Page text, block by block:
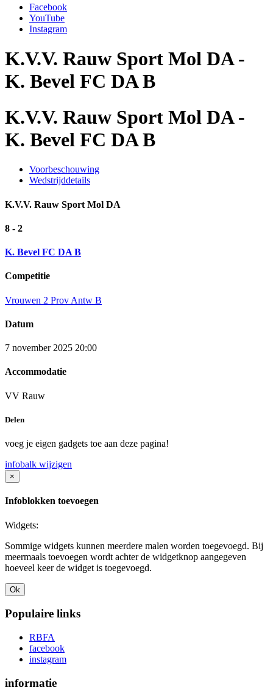
Facebook
YouTube
Instagram
K.V.V. Rauw Sport Mol DA -
K. Bevel FC DA B
K.V.V. Rauw Sport Mol DA -
K. Bevel FC DA B
Voorbeschouwing
Wedstrijddetails
K.V.V. Rauw Sport Mol DA
8 - 2
K. Bevel FC DA B
Competitie
Vrouwen 2 Prov Antw B
Datum
7 november 2025 20:00
Accommodatie
VV Rauw
Delen
voeg je eigen gadgets toe aan deze pagina!
infobalk wijzigen
×
Infoblokken toevoegen
Widgets:
Sommige widgets kunnen meerdere malen worden toegevoegd. Bij
meermaals toevoegen wordt achter de widgetknop aangegeven
hoeveel keer de widget is toegevoegd.
Ok
Populaire links
RBFA
facebook
instagram
informatie